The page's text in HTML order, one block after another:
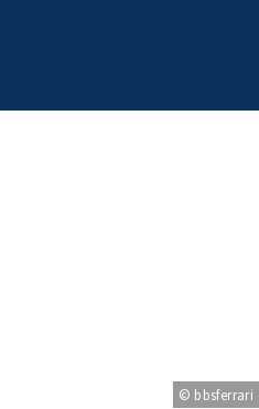
© bbsferrari